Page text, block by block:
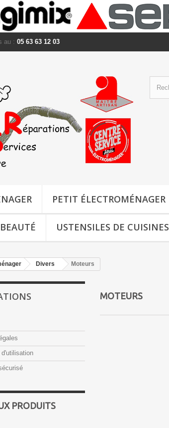
au : 05 63 63 12 03
PETIT ÉLECTROMÉNAGER
USTENSILES DE CUISINES
Divers Moteurs
PRODUITS
MOTEURS